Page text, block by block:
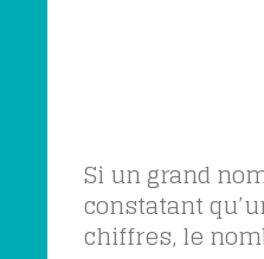
Si un grand
constatant
chiffres, le